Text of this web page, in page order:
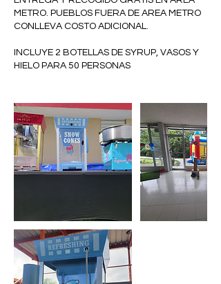
METRO. PUEBLOS FUERA DE AREA METRO
CONLLEVA COSTO ADICIONAL.
INCLUYE 2 BOTELLAS DE SYRUP, VASOS Y
HIELO PARA 50 PERSONAS